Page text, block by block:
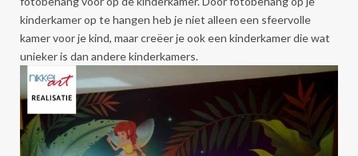
kinderkamer op te hangen heb je niet alleen een sfeervolle
kamer voor je kind, maar creëer je ook een kinderkamer die wat
unieker is dan andere kinderkamers.